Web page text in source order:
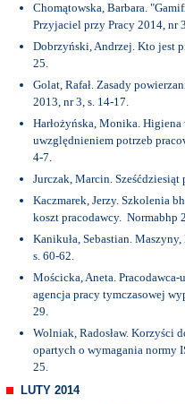
Chomątowska, Barbara.
Przyjaciel przy Pracy 2014, nr
Dobrzyński, Andrzej. Kto jest
25.
Golat, Rafał. Zasady
2013, nr 3, s. 14-17.
Harłożyńska, Monika.
uwzględnieniem potrzeb
4-7.
Jurczak, Marcin.
Kaczmarek, Jerzy. Szkolenia
koszt pracodawcy. Normabhp
Kanikuła, Sebastian.
s. 60-62.
Mościcka, Aneta.
agencja pracy tymczasowej
29.
Wolniak, Radosław. Korzyści
opartych o wymagania normy
25.
LUTY 2014